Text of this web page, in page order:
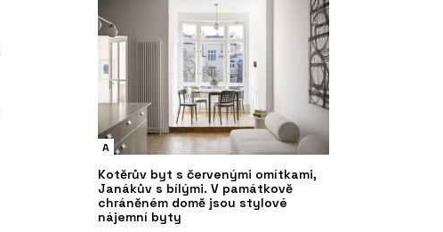
A
Kotěrův byt s červenými omítkami,
Janákův s bílými. V památkově
chráněném domě jsou stylové
nájemní byty